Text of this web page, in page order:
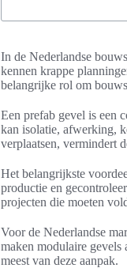
In de Nederlandse
kennen krappe
belangrijke rol om
Een prefab gevel is een
kan isolatie, afwerking,
verplaatsen, vermindert
Het belangrijkste
productie en
projecten die moeten
Voor de Nederlandse
maken modulaire
meest van deze aanpak.